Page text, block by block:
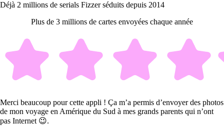
Déjà 2 millions de serials Fizzer séduits depuis 2014
Plus de 3 millions de cartes envoyées chaque année
Merci beaucoup pour cette appli ! Ça m’a permis d’envoyer des photos
de mon voyage en Amérique du Sud à mes grands parents qui n’ont
pas Internet 😉.